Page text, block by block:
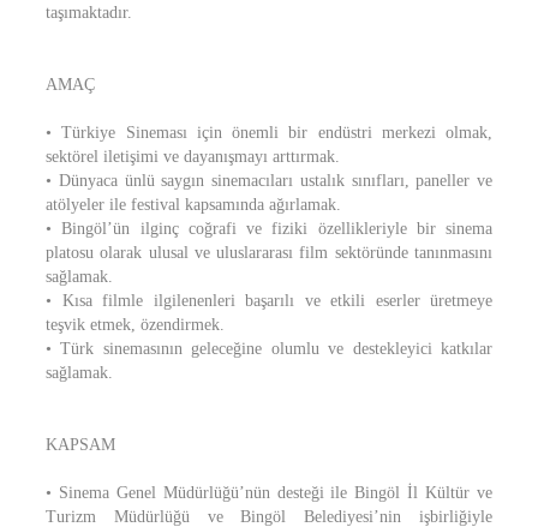
taşımaktadır.
AMAÇ
• Türkiye Sineması için önemli bir endüstri merkezi olmak,
sektörel iletişimi ve dayanışmayı arttırmak.
• Dünyaca ünlü saygın sinemacıları ustalık sınıfları, paneller ve
atölyeler ile festival kapsamında ağırlamak.
• Bingöl’ün ilginç coğrafi ve fiziki özellikleriyle bir sinema
platosu olarak ulusal ve uluslararası film sektöründe tanınmasını
sağlamak.
• Kısa filmle ilgilenenleri başarılı ve etkili eserler üretmeye
teşvik etmek, özendirmek.
• Türk sinemasının geleceğine olumlu ve destekleyici katkılar
sağlamak.
KAPSAM
• Sinema Genel Müdürlüğü’nün desteği ile Bingöl İl Kültür ve
Turizm Müdürlüğü ve Bingöl Belediyesi’nin işbirliğiyle